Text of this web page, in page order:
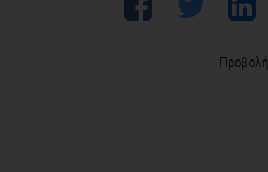
Προβολή